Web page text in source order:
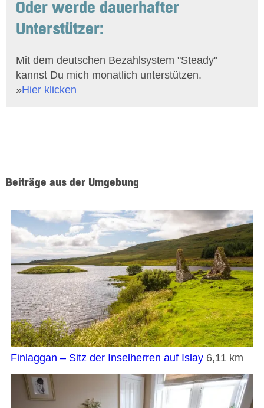
Oder werde dauerhafter
Unterstützer:
Mit dem deutschen Bezahlsystem "Steady"
kannst Du mich monatlich unterstützen.
»Hier klicken
Beiträge aus der Umgebung
Finlaggan – Sitz der Inselherren auf Islay 6,11 km